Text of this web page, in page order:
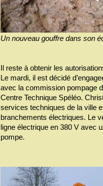
Un nouveau gouffre dans son
Il reste à obtenir les
Le mardi, il est décidé
avec la commission pompage
Centre Technique Spéléo.
services techniques de la ville
branchements électriques. Le
ligne électrique en 380 V avec
pompe.